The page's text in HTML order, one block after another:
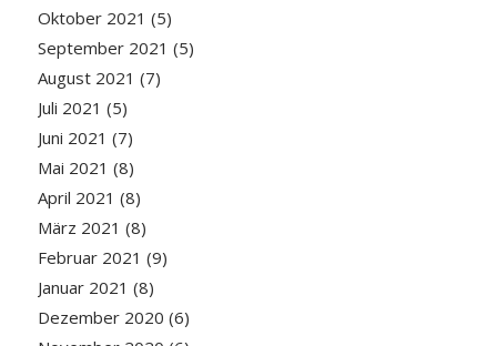
Oktober 2021 (5)
September 2021 (5)
August 2021 (7)
Juli 2021 (5)
Juni 2021 (7)
Mai 2021 (8)
April 2021 (8)
März 2021 (8)
Februar 2021 (9)
Januar 2021 (8)
Dezember 2020 (6)